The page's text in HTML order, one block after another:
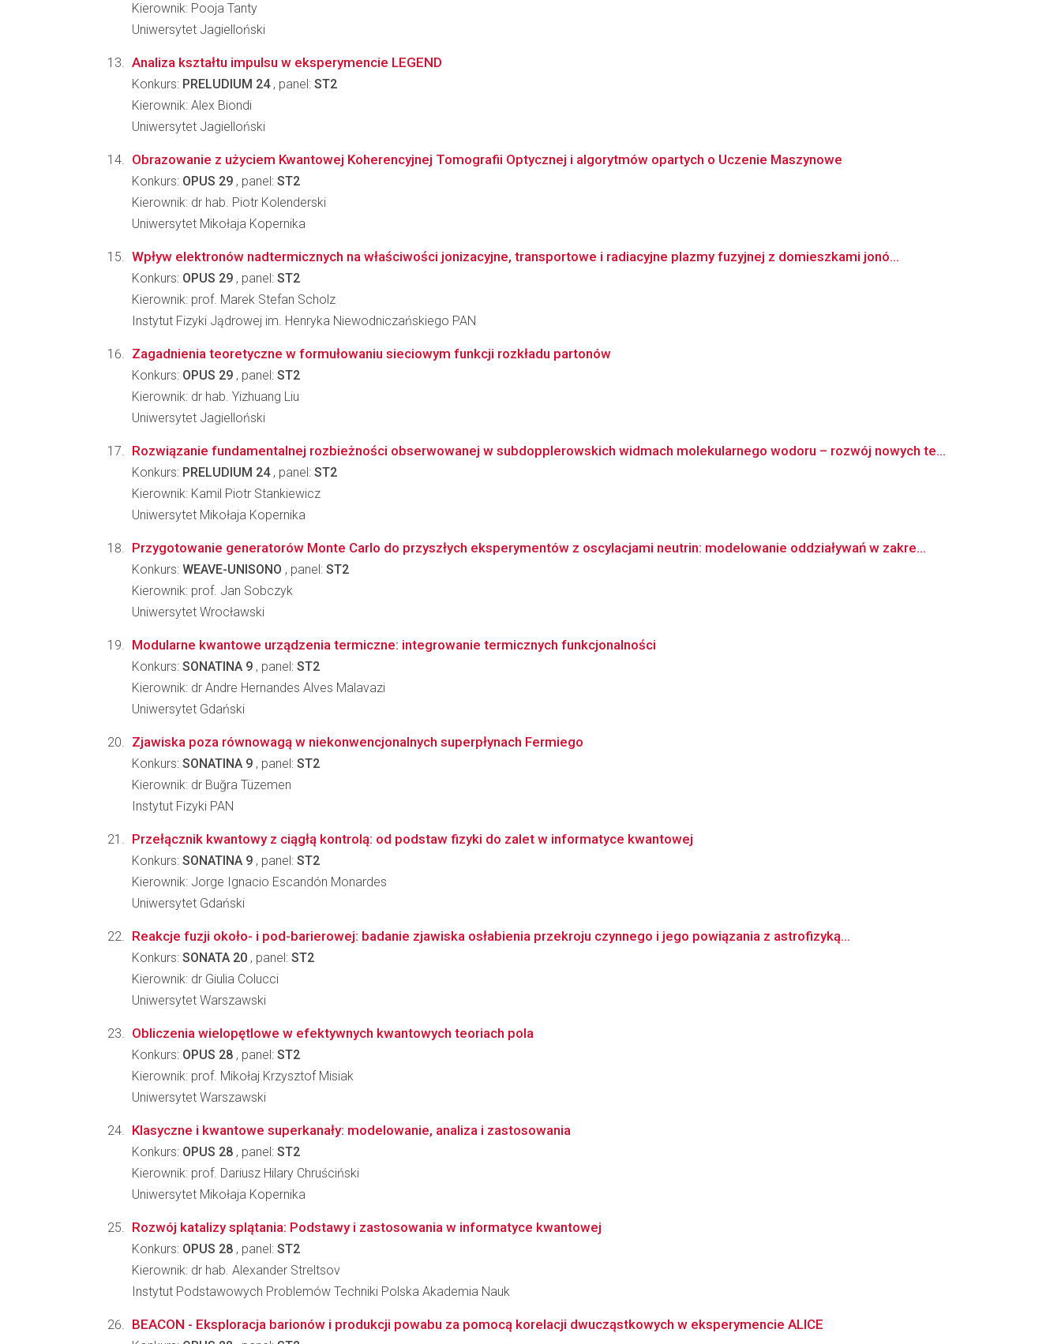
Kierownik: Pooja Tanty
Uniwersytet Jagielloński
Analiza kształtu impulsu w eksperymencie LEGEND
Konkurs: PRELUDIUM 24, panel: ST2
Kierownik: Alex Biondi
Uniwersytet Jagielloński
Obrazowanie z użyciem Kwantowej Koherencyjnej Tomografii Optycznej i algorytmów opartych o Uczenie Maszynowe
Konkurs: OPUS 29 , panel: ST2
Kierownik: dr hab. Piotr Kolenderski
Uniwersytet Mikołaja Kopernika
Wpływ elektronów nadtermicznych na właściwości jonizacyjne, transportowe i radiacyjne plazmy fuzyjnej z domieszkami jonó...
Konkurs: OPUS 29 , panel: ST2
Kierownik: prof. Marek Stefan Scholz
Instytut Fizyki Jądrowej im. Henryka Niewodniczańskiego PAN
Zagadnienia teoretyczne w formułowaniu sieciowym funkcji rozkładu partonów
Konkurs: OPUS 29 , panel: ST2
Kierownik: dr hab. Yizhuang Liu
Uniwersytet Jagielloński
Rozwiązanie fundamentalnej rozbieżności obserwowanej w subdopplerowskich widmach molekularnego wodoru – rozwój nowych te...
Konkurs: PRELUDIUM 24, panel: ST2
Kierownik: Kamil Piotr Stankiewicz
Uniwersytet Mikołaja Kopernika
Przygotowanie generatorów Monte Carlo do przyszłych eksperymentów z oscylacjami neutrin: modelowanie oddziaływań w zakre...
Konkurs: WEAVE-UNISONO , panel: ST2
Kierownik: prof. Jan Sobczyk
Uniwersytet Wrocławski
Modularne kwantowe urządzenia termiczne: integrowanie termicznych funkcjonalności
Konkurs: SONATINA 9 , panel: ST2
Kierownik: dr Andre Hernandes Alves Malavazi
Uniwersytet Gdański
Zjawiska poza równowagą w niekonwencjonalnych superpłynach Fermiego
Konkurs: SONATINA 9 , panel: ST2
Kierownik: dr Buğra Tüzemen
Instytut Fizyki PAN
Przełącznik kwantowy z ciągłą kontrolą: od podstaw fizyki do zalet w informatyce kwantowej
Konkurs: SONATINA 9 , panel: ST2
Kierownik: Jorge Ignacio Escandón Monardes
Uniwersytet Gdański
Reakcje fuzji około- i pod-barierowej: badanie zjawiska osłabienia przekroju czynnego i jego powiązania z astrofizyką...
Konkurs: SONATA 20 , panel: ST2
Kierownik: dr Giulia Colucci
Uniwersytet Warszawski
Obliczenia wielopętlowe w efektywnych kwantowych teoriach pola
Konkurs: OPUS 28 , panel: ST2
Kierownik: prof. Mikołaj Krzysztof Misiak
Uniwersytet Warszawski
Klasyczne i kwantowe superkanały: modelowanie, analiza i zastosowania
Konkurs: OPUS 28 , panel: ST2
Kierownik: prof. Dariusz Hilary Chruściński
Uniwersytet Mikołaja Kopernika
Rozwój katalizy splątania: Podstawy i zastosowania w informatyce kwantowej
Konkurs: OPUS 28 , panel: ST2
Kierownik: dr hab. Alexander Streltsov
Instytut Podstawowych Problemów Techniki Polska Akademia Nauk
BEACON - Eksploracja barionów i produkcji powabu za pomocą korelacji dwucząstkowych w eksperymencie ALICE